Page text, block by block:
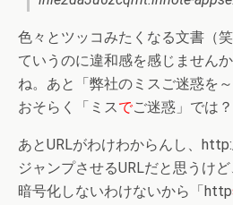
色々とツッコみたくなる文書（
ていうのに違和感を感じません
ね。あと「弊社のミスご迷惑を
おそらく「ミスでご迷惑」では？
あとURLがわけわからんし、
ジャンプさせるURLだと思うけ
暗号化しないわけないから「http